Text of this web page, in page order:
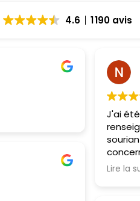
4.6 1 190 avis
J'ai
Lire la